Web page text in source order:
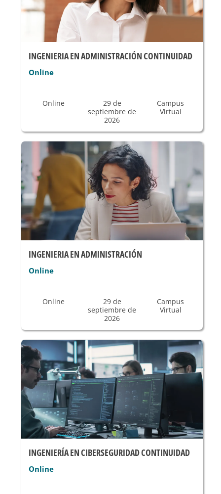
INGENIERIA EN ADMINISTRACIÓN CONTINUIDAD
Online
Online
29 de
septiembre de
2026
Campus
Virtual
INGENIERIA EN ADMINISTRACIÓN
Online
Online
29 de
septiembre de
2026
Campus
Virtual
INGENIERÍA EN CIBERSEGURIDAD CONTINUIDAD
Online